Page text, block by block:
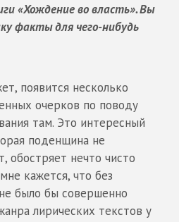
«Хождение во власть». Вы
факты для чего-нибудь
появится несколько
очерков по поводу
там. Это интересный
поденщина не
обостряет нечто чисто
кажется, что без
было бы совершенно
лирических текстов у